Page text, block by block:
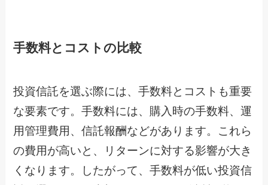
手数料とコストの比較
投資信託を選ぶ際には、手数料とコストも重要
な要素です。手数料には、購入時の手数料、運
用管理費用、信託報酬などがあります。これら
の費用が高いと、リターンに対する影響が大き
くなります。したがって、手数料が低い投資信